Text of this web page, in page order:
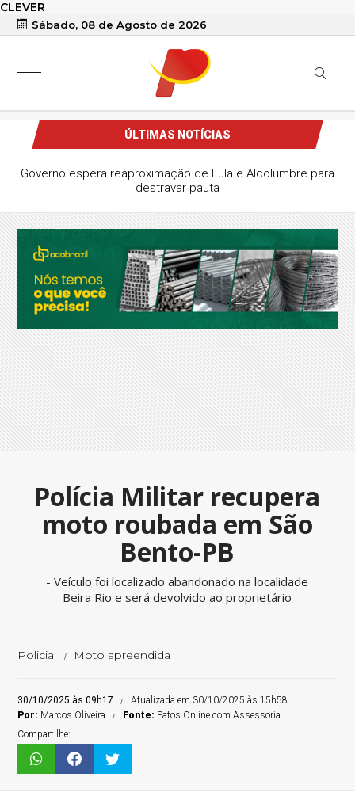
CLEVER
Sábado, 08 de Agosto de 2026
ÚLTIMAS NOTÍCIAS
Governo espera reaproximação de Lula e Alcolumbre para
destravar pauta
Polícia Militar recupera
moto roubada em São
Bento-PB
- Veículo foi localizado abandonado na localidade
Beira Rio e será devolvido ao proprietário
Policial Moto apreendida
30/10/2025 às 09h17
Atualizada em 30/10/2025 às 15h58
Por: Marcos Oliveira Fonte: Patos Online com Assessoria
Compartilhe: